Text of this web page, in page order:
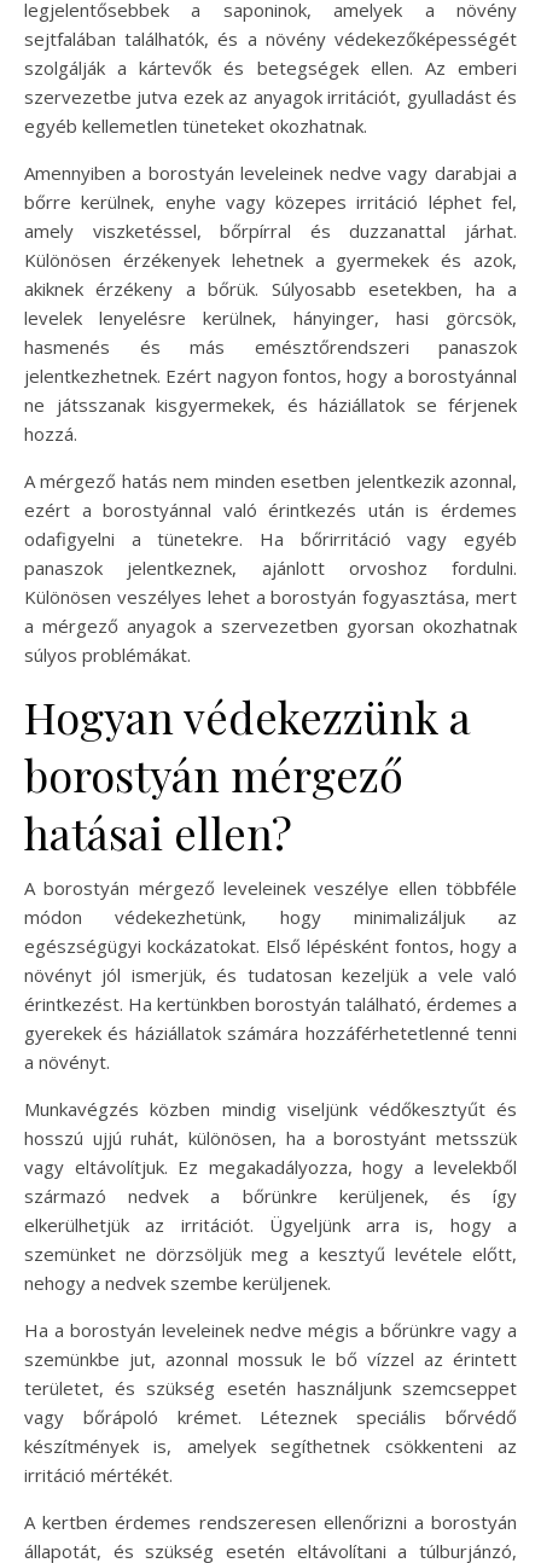
legjelentősebbek a saponinok, amelyek a növény
sejtfalában találhatók, és a növény védekezőképességét
szolgálják a kártevők és betegségek ellen. Az emberi
szervezetbe jutva ezek az anyagok irritációt, gyulladást és
egyéb kellemetlen tüneteket okozhatnak.
Amennyiben a borostyán leveleinek nedve vagy darabjai a
bőrre kerülnek, enyhe vagy közepes irritáció léphet fel,
amely viszketéssel, bőrpírral és duzzanattal járhat.
Különösen érzékenyek lehetnek a gyermekek és azok,
akiknek érzékeny a bőrük. Súlyosabb esetekben, ha a
levelek lenyelésre kerülnek, hányinger, hasi görcsök,
hasmenés és más emésztőrendszeri panaszok
jelentkezhetnek. Ezért nagyon fontos, hogy a borostyánnal
ne játsszanak kisgyermekek, és háziállatok se férjenek
hozzá.
A mérgező hatás nem minden esetben jelentkezik azonnal,
ezért a borostyánnal való érintkezés után is érdemes
odafigyelni a tünetekre. Ha bőrirritáció vagy egyéb
panaszok jelentkeznek, ajánlott orvoshoz fordulni.
Különösen veszélyes lehet a borostyán fogyasztása, mert
a mérgező anyagok a szervezetben gyorsan okozhatnak
súlyos problémákat.
Hogyan védekezzünk a
borostyán mérgező
hatásai ellen?
A borostyán mérgező leveleinek veszélye ellen többféle
módon védekezhetünk, hogy minimalizáljuk az
egészségügyi kockázatokat. Első lépésként fontos, hogy a
növényt jól ismerjük, és tudatosan kezeljük a vele való
érintkezést. Ha kertünkben borostyán található, érdemes a
gyerekek és háziállatok számára hozzáférhetetlenné tenni
a növényt.
Munkavégzés közben mindig viseljünk védőkesztyűt és
hosszú ujjú ruhát, különösen, ha a borostyánt metsszük
vagy eltávolítjuk. Ez megakadályozza, hogy a levelekből
származó nedvek a bőrünkre kerüljenek, és így
elkerülhetjük az irritációt. Ügyeljünk arra is, hogy a
szemünket ne dörzsöljük meg a kesztyű levétele előtt,
nehogy a nedvek szembe kerüljenek.
Ha a borostyán leveleinek nedve mégis a bőrünkre vagy a
szemünkbe jut, azonnal mossuk le bő vízzel az érintett
területet, és szükség esetén használjunk szemcseppet
vagy bőrápoló krémet. Léteznek speciális bőrvédő
készítmények is, amelyek segíthetnek csökkenteni az
irritáció mértékét.
A kertben érdemes rendszeresen ellenőrizni a borostyán
állapotát, és szükség esetén eltávolítani a túlburjánzó,